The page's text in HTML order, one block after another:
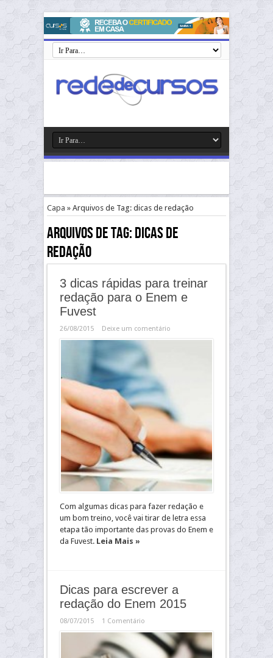
Capa » Arquivos de Tag: dicas de redação
Arquivos de Tag:dicas de
redação
3 dicas rápidas para treinar
redação para o Enem e
Fuvest
26/08/2015 Deixe um comentário
Com algumas dicas para fazer redação e
um bom treino, você vai tirar de letra essa
etapa tão importante das provas do Enem e
da Fuvest. Leia Mais »
Dicas para escrever a
redação do Enem 2015
08/07/2015 1 Comentário